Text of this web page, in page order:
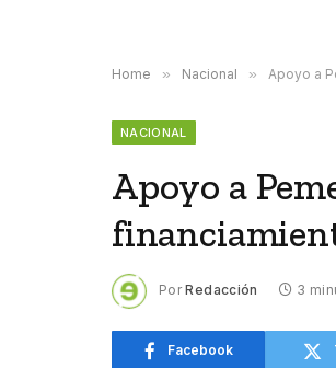
Home » Nacional » Apoyo a
NACIONAL
Apoyo a
Por Redacción 3
Facebook